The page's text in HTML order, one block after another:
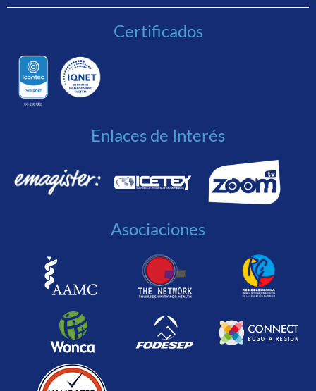
Certificados
Enlaces de Interés
Asociaciones